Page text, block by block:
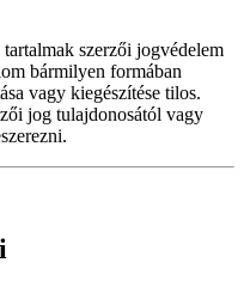
szerzői jogvédelem
bármilyen formában
vagy kiegészítése tilos.
jog tulajdonosától vagy